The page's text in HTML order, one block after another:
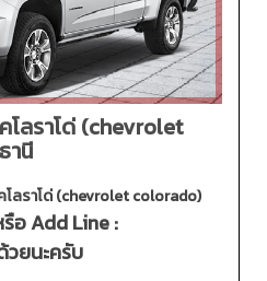
โลราโด่ (chevrolet
านี
โลราโด่ (chevrolet colorado)
รือ Add Line :
วยนะครับ